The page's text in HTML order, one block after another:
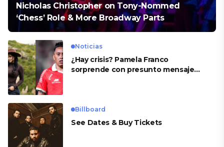
Nicholas Christopher on Tony-Nommed
‘Chess’ Role & More Broadway Parts
Noticias
¿Hay crisis? Pamela Franco
sorprende con presunto mensaje
Billboard
See Dates & Buy Tickets